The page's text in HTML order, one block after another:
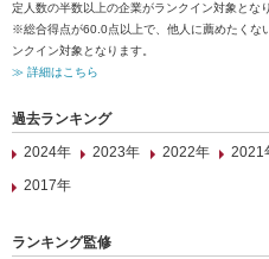
定人数の半数以上の企業がランクイン対象とな
※総合得点が60.0点以上で、他人に薦めたくな
ンクイン対象となります。
≫ 詳細はこちら
過去ランキング
2024年
2023年 2022年 2021
2017年
ランキング監修